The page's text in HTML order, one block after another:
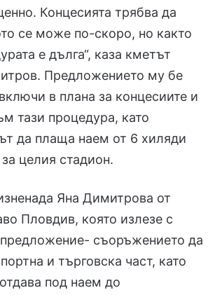
Концесията трябва да
се може по-скоро, но както
е дълга“, каза кметът
Предложението му бе
в плана за концесиите и
тази процедура, като
да плаща наем от 6 хиляди
целия стадион.
Яна Димитрова от
Пловдив, която излезе с
предложение- съоръжението да
и търговска част, като
под наем до